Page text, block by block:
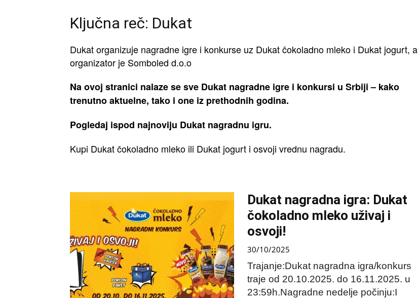
Ključna reč: Dukat
Dukat organizuje nagradne igre i konkurse uz Dukat čokoladno mleko i Dukat jogurt, a
organizator je Somboled d.o.o
Na ovoj stranici nalaze se sve Dukat nagradne igre i konkursi u Srbiji – kako
trenutno aktuelne, tako i one iz prethodnih godina.
Pogledaj ispod najnoviju Dukat nagradnu igru.
Kupi Dukat čokoladno mleko ili Dukat jogurt i osvoji vrednu nagradu.
Dukat nagradna igra: Dukat
čokoladno mleko uživaj i
osvoji!
30/10/2025
Trajanje:Dukat nagradna igra/konkurs
traje od 20.10.2025. do 16.11.2025. u
23:59h.Nagradne nedelje počinju:I